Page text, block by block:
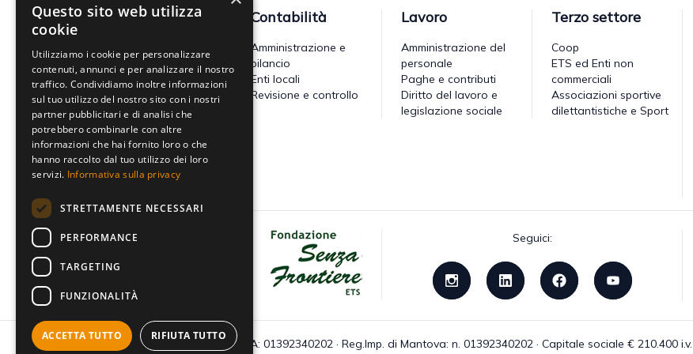
Fisco
Accertamento, riscossione e
contenzioso
Imposte dirette
Altre imposte indirette e altri
tributi
Tributi locali
IVA
Contabilità
Amministrazione e
bilancio
Enti locali
Revisione e controllo
Lavoro
Amministrazione del
personale
Paghe e contributi
Diritto del lavoro e
legislazione sociale
Terzo settore
Coop
ETS ed Enti non
commerciali
Associazioni sportive
dilettantistiche e Sport
Dona il tuo 5x1000 a Fondazione
Seguici:
C.F e P.IVA: 01392340202 · Reg.Imp. di Mantova: n. 01392340202 · Capitale sociale € 210.400
Questo sito web utilizza
cookie
Utilizziamo i cookie per personalizzare
contenuti, annunci e per analizzare il nostro
traffico. Condividiamo inoltre informazioni
sul tuo utilizzo del nostro sito con i nostri
partner pubblicitari e di analisi che
potrebbero combinarle con altre
informazioni che hai fornito loro o che
hanno raccolto dal tuo utilizzo dei loro
servizi. Informativa sulla privacy
STRETTAMENTE NECESSARI
PERFORMANCE
TARGETING
FUNZIONALITÀ
ACCETTA TUTTO RIFIUTA TUTTO